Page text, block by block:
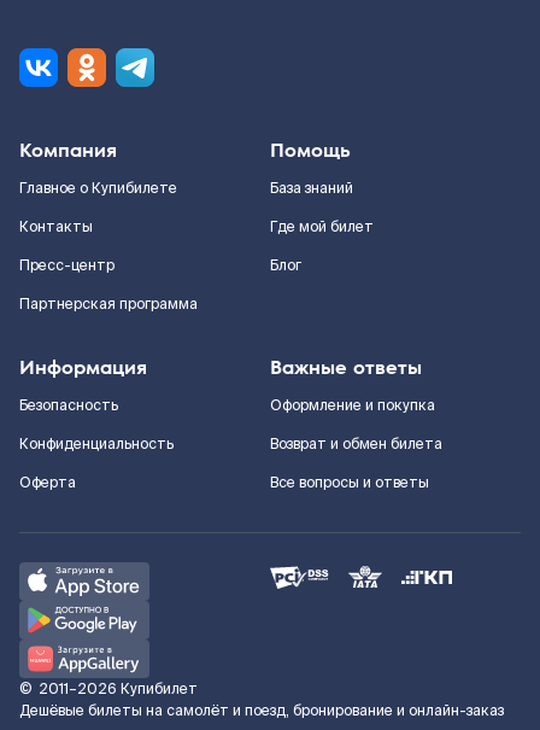
Компания
Главное о Купибилете
Контакты
Пресс-центр
Партнерская программа
Помощь
База знаний
Где мой билет
Блог
Информация
Безопасность
Конфиденциальность
Оферта
Важные ответы
Оформление и покупка
Возврат и обмен билета
Все вопросы и ответы
© 2011–2026 Купибилет
Дешёвые билеты на самолёт и поезд, бронирование и онлайн-заказ